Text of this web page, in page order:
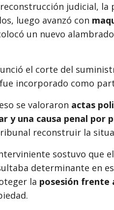
judicial,
luego avanzó con
un nuevo
el corte del
incorporado como
se valoraron actas
y una causa penal por
reconstruir la
sostuvo que
determinante en
la posesión frente